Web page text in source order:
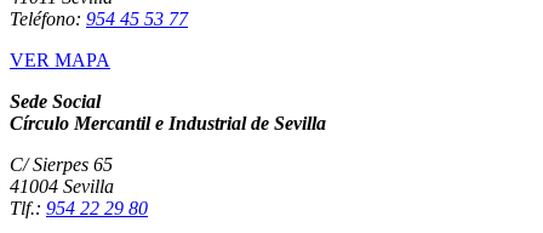
Teléfono: 954 45 53 77
VER MAPA
Sede Social
Círculo Mercantil e Industrial de Sevilla
C/ Sierpes 65
41004 Sevilla
Tlf.: 954 22 29 80